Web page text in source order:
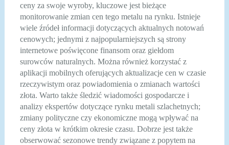
ceny za swoje wyroby, kluczowe jest bieżące
monitorowanie zmian cen tego metalu na rynku. Istnieje
wiele źródeł informacji dotyczących aktualnych notowań
cenowych; jednymi z najpopularniejszych są strony
internetowe poświęcone finansom oraz giełdom
surowców naturalnych. Można również korzystać z
aplikacji mobilnych oferujących aktualizacje cen w czasie
rzeczywistym oraz powiadomienia o zmianach wartości
złota. Warto także śledzić wiadomości gospodarcze i
analizy ekspertów dotyczące rynku metali szlachetnych;
zmiany polityczne czy ekonomiczne mogą wpływać na
ceny złota w krótkim okresie czasu. Dobrze jest także
obserwować sezonowe trendy związane z popytem na